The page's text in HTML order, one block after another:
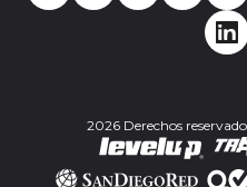
2026 Derechos